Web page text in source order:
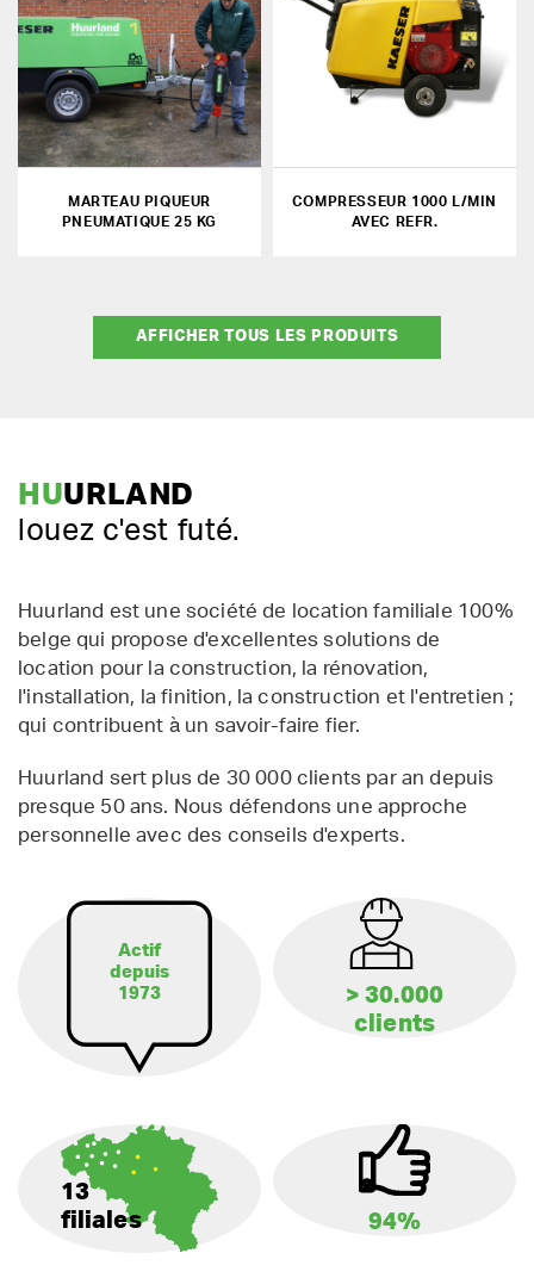
MARTEAU PIQUEUR
PNEUMATIQUE 25 KG
COMPRESSEUR 1000 L/MIN
AVEC REFR.
AFFICHER TOUS LES PRODUITS
HUURLAND
louez c'est futé.
Huurland est une société de location familiale 100%
belge qui propose d'excellentes solutions de
location pour la construction, la rénovation,
l'installation, la finition, la construction et l'entretien ;
qui contribuent à un savoir-faire fier.
Huurland sert plus de 30 000 clients par an depuis
presque 50 ans. Nous défendons une approche
personnelle avec des conseils d'experts.
Actif
depuis
1973
> 30.000
clients
13
filiales
94%